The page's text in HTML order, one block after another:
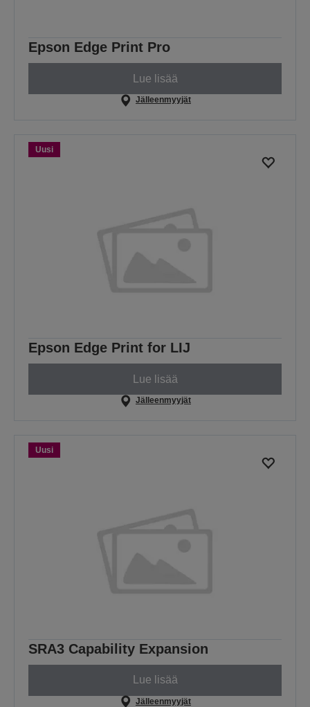
Epson Edge Print Pro
Lue lisää
Jälleenmyyjät
Uusi
Epson Edge Print for LIJ
Lue lisää
Jälleenmyyjät
Uusi
SRA3 Capability Expansion
Lue lisää
Jälleenmyyjät